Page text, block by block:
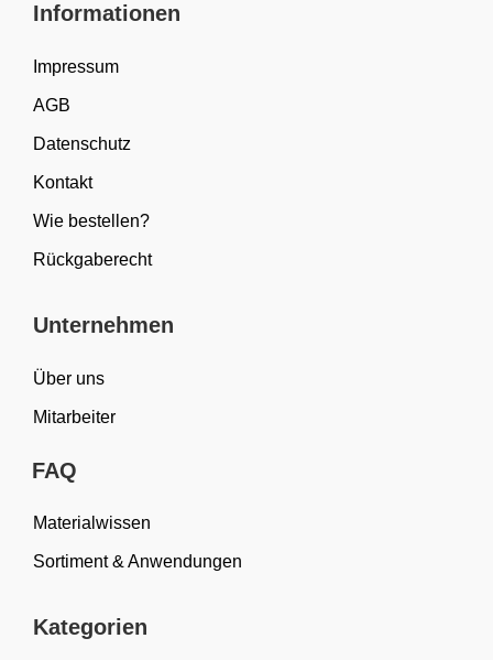
Informationen
Impressum
AGB
Datenschutz
Kontakt
Wie bestellen?
Rückgaberecht
Unternehmen
Über uns
Mitarbeiter
FAQ
Materialwissen
Sortiment & Anwendungen
Kategorien